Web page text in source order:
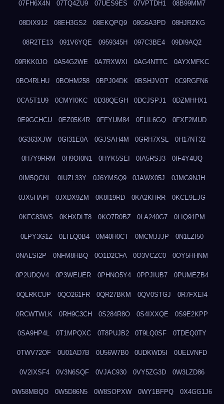
07FH6X4N 07TQ4ZU9 07UES9ES 07VPTDH1 08B99MM7
08DIX912 08EH3GS2 08EKQPQ9 08G6A3PD 08HJRZKG
08R2TE13 091V6YQE 0959345H 097C3BE4 09DI9AQ2
09RKK0JO 0A54G2WE 0A7RXWXI 0AG4NTTC 0AYXMFKC
0BO4RLHU 0BOHM258 0BPJ04DK 0BSHJVOT 0C9RGFN6
0CA5T1U9 0CMYI0KC 0D38QEGH 0DCJSPJ1 0DZMHHX1
0E9GCHCU 0EZ05K4R 0FFYUM84 0FLIL6GQ 0FXF2MUD
0G363XJW 0GI31E0A 0GJSAH4M 0GRH7XSL 0H17NT32
0H7Y9RRM 0H9OI0N1 0HYK5SEI 0IA5RSJ3 0IF4Y4UQ
0IM5QCNL 0IUZL33Y 0J6YMSQ9 0JAWX05J 0JMG9NJH
0JX5HAPI 0JXDX9ZM 0K8I19RD 0KA2KHRR 0KCE9EJG
0KFC83WS 0KHXDLT8 0KO7R0BZ 0LA240G7 0LIQ91PM
0LPY3G1Z 0LTLQ0B4 0M40H0CT 0MCMJJJP 0N1LZI50
0NALSI2P 0NFM8HBQ 0O1D2CFA 0O3VCZC0 0OY5HHNM
0P2UDQV4 0P3WEUER 0PHNO5Y4 0PPJIUB7 0PUMEZB4
0QLRKCUP 0QO261FR 0QR27BKM 0QV0STGJ 0R7FXEI4
0RCWTWLK 0RH9C3CH 0S284R8O 0S4IXXQE 0S9E2KPP
0SA9HP4L 0T1MPQXC 0T8PUJB2 0T9LQ0SF 0TDEQ0TY
0TWV72OF 0U01AD7B 0U56W7B0 0UDKWD5I 0UELVNFD
0V2IXSF4 0V3N6SQF 0VJAC930 0VY5ZG3D 0W3LZD86
0W58MBQO 0W5D86N5 0W8SOPXW 0WY1BFPQ 0X4GG1J6